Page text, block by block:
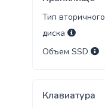
Тип вторичного
диска
Объем SSD
Клавиатура